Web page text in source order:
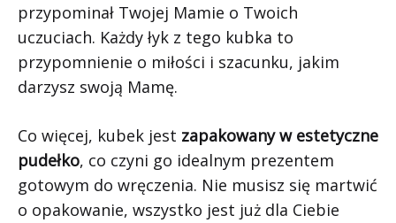
przypominał Twojej Mamie o Twoich
uczuciach. Każdy łyk z tego kubka to
przypomnienie o miłości i szacunku, jakim
darzysz swoją Mamę.
Co więcej, kubek jest zapakowany w estetyczne
pudełko, co czyni go idealnym prezentem
gotowym do wręczenia. Nie musisz się martwić
o opakowanie, wszystko jest już dla Ciebie